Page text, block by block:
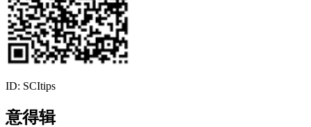
ID: SCItips
意得辑